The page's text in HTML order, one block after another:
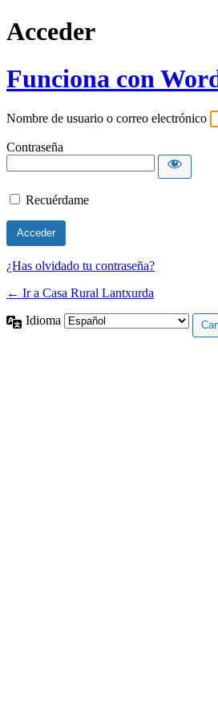
Acceder
Funciona con
Nombre de usuario o correo electrónico
Contraseña
Recuérdame
¿Has olvidado tu contraseña?
← Ir a Casa Rural Lantxurda
Idioma